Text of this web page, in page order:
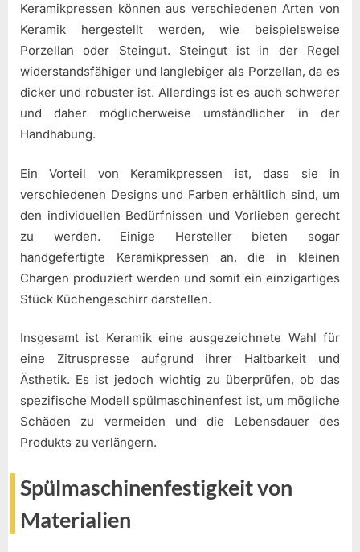
Keramikpressen können aus verschiedenen Arten von
Keramik hergestellt werden, wie beispielsweise
Porzellan oder Steingut. Steingut ist in der Regel
widerstandsfähiger und langlebiger als Porzellan, da es
dicker und robuster ist. Allerdings ist es auch schwerer
und daher möglicherweise umständlicher in der
Handhabung.
Ein Vorteil von Keramikpressen ist, dass sie in
verschiedenen Designs und Farben erhältlich sind, um
den individuellen Bedürfnissen und Vorlieben gerecht
zu werden. Einige Hersteller bieten sogar
handgefertigte Keramikpressen an, die in kleinen
Chargen produziert werden und somit ein einzigartiges
Stück Küchengeschirr darstellen.
Insgesamt ist Keramik eine ausgezeichnete Wahl für
eine Zitruspresse aufgrund ihrer Haltbarkeit und
Ästhetik. Es ist jedoch wichtig zu überprüfen, ob das
spezifische Modell spülmaschinenfest ist, um mögliche
Schäden zu vermeiden und die Lebensdauer des
Produkts zu verlängern.
Spülmaschinenfestigkeit von
Materialien